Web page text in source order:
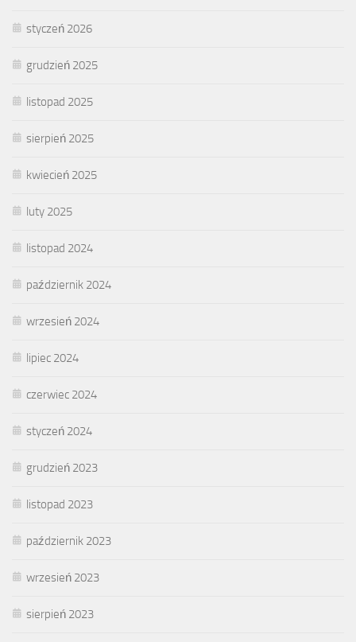
styczeń 2026
grudzień 2025
listopad 2025
sierpień 2025
kwiecień 2025
luty 2025
listopad 2024
październik 2024
wrzesień 2024
lipiec 2024
czerwiec 2024
styczeń 2024
grudzień 2023
listopad 2023
październik 2023
wrzesień 2023
sierpień 2023